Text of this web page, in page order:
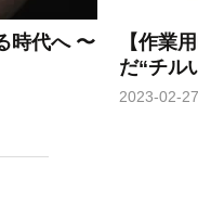
時代へ 〜
【作業
だ“チル
2023-02-27